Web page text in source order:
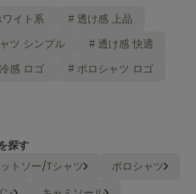
イト系 # 透け感 上品
ツ シンプル # 透け感 快適
感 ロゴ # ポロシャツ ロゴ
探す
トソー/Tシャツ
ポロシャツ